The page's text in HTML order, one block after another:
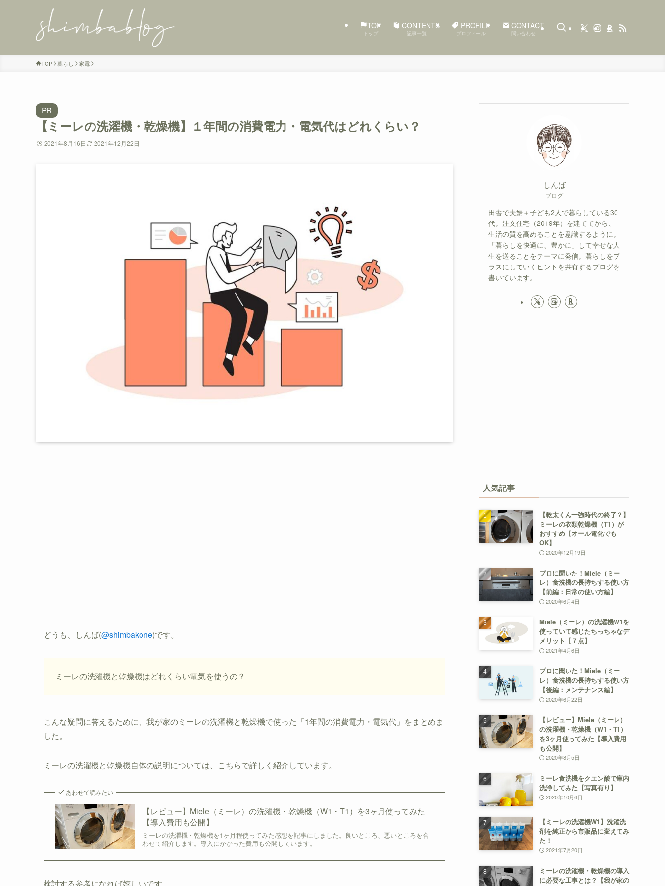
TOP
トップ
CONTENTS
記事一覧
PROFILE
プロフィール
CONTACT
問い合わせ
TOP 暮らし 家電
PR
【ミーレの洗濯機・乾燥機】１年間の消費電力・電気代はどれくらい？
2021年8月16日 2021年12月22日
どうも、しんば(@shimbakone)です。
ミーレの洗濯機と乾燥機はどれくらい電気を使うの？
こんな疑問に答えるために、我が家のミーレの洗濯機と乾燥機で使った「1年間の消費電力・電気代」をまとめま
した。
ミーレの洗濯機と乾燥機自体の説明については、こちらで詳しく紹介しています。
あわせて読みたい
【レビュー】Miele（ミーレ）の洗濯機・乾燥機（W1・T1）を3ヶ月使ってみた
【導入費用も公開】
ミーレの洗濯機・乾燥機を1ヶ月程使ってみた感想を記事にしました。良いところ、悪いところを合
わせて紹介します。導入にかかった費用も公開しています。
検討する参考になれば嬉しいです。
しんば
ブログ
田舎で夫婦＋子ども2人で暮らしている30
代。注文住宅（2019年）を建ててから、
生活の質を高めることを意識するように。
「暮らしを快適に、豊かに」して幸せな人
生を送ることをテーマに発信。暮らしをプ
ラスにしていくヒントを共有するブログを
書いています。
人気記事
【乾太くん一強時代の終了？】
ミーレの衣類乾燥機（T1）が
おすすめ【オール電化でも
OK】
2020年12月19日
プロに聞いた！Miele（ミー
レ）食洗機の長持ちする使い方
【前編：日常の使い方編】
2020年6月4日
Miele（ミーレ）の洗濯機W1を
使っていて感じたちっちゃなデ
メリット【７点】
2021年4月6日
プロに聞いた！Miele（ミー
レ）食洗機の長持ちする使い方
【後編：メンテナンス編】
2020年6月22日
【レビュー】Miele（ミーレ）
の洗濯機・乾燥機（W1・T1）
を3ヶ月使ってみた【導入費用
も公開】
2020年8月5日
ミーレ食洗機をクエン酸で庫内
洗浄してみた【写真有り】
2020年10月6日
【ミーレの洗濯機W1】洗濯洗
剤を純正から市販品に変えてみ
た！
2021年7月20日
ミーレの洗濯機・乾燥機の導入
に必要な工事とは？【我が家の